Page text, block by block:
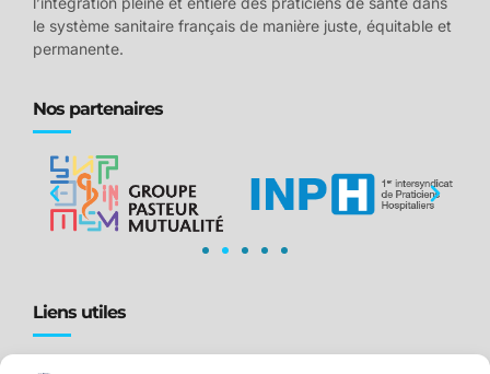
le système sanitaire français de manière juste, équitable et
permanente.
Nos partenaires
Liens utiles
Accueil